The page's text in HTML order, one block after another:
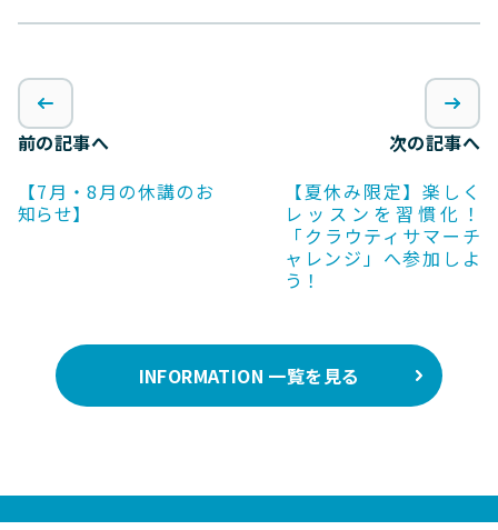
前の記事へ
【7月・8月の休講のお
知らせ】
次の記事へ
【夏休み限定】楽しく
レッスンを習慣化！
「クラウティサマーチ
ャレンジ」へ参加しよ
う！
INFORMATION 一覧を見る